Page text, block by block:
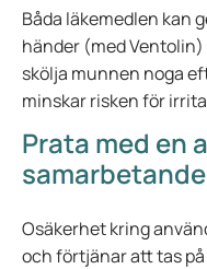
Båda läkemedlen kan
händer (med
skölja munnen noga
minskar risken för
Prata med en
Osäkerhet kring
och förtjänar att tas